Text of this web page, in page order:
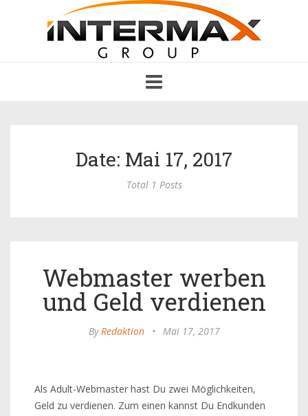
navigation
Date: Mai 17, 2017
Total 1 Posts
Webmaster werben
und Geld verdienen
ByRedaktion • Mai 17, 2017
Als Adult-Webmaster hast Du zwei Möglichkeiten,
Geld zu verdienen. Zum einen kannst Du Endkunden